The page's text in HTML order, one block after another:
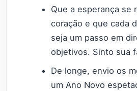
Que a esperança se
coração e que cada
seja um passo em
objetivos. Sinto sua
De longe, envio os
um Ano Novo